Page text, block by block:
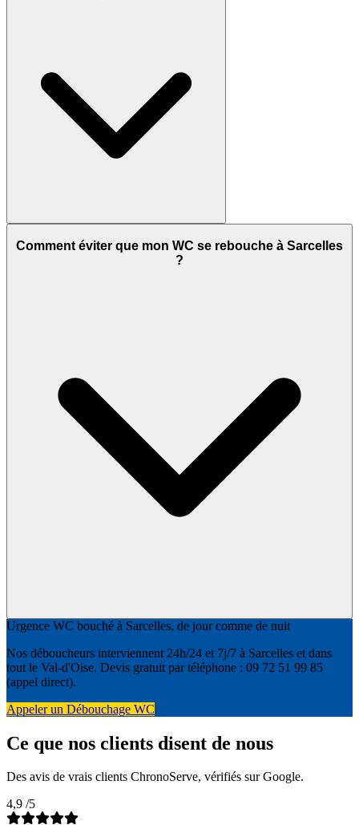
Comment éviter que mon WC se rebouche à Sarcelles
?
Urgence WC bouché à Sarcelles, de jour comme de nuit
Nos déboucheurs interviennent 24h/24 et 7j/7 à Sarcelles et dans
tout le Val-d'Oise. Devis gratuit par téléphone : 09 72 51 99 85
(appel direct).
Appeler un Débouchage WC
Ce que nos clients disent de nous
Des avis de vrais clients ChronoServe, vérifiés sur Google.
4,9 /5